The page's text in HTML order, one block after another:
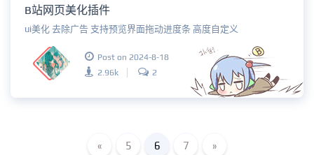
B站网页美化插件
ui美化 去除广告 支持预览界面拖动进度条 高度自定义
Post on 2024-8-18
2.96k
2
« 5 6 7 »